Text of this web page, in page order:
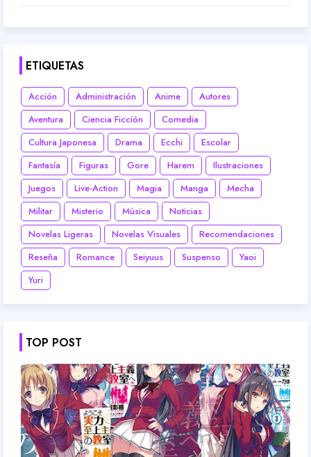
ETIQUETAS
Acción Administración Anime
Autores
Aventura
Ciencia Ficción
Comedia
Cultura Japonesa
Drama Ecchi
Escolar
Fantasía
Figuras Gore Harem
Ilustraciones
Juegos
Live-Action Magia Manga
Mecha
Militar
Misterio Música
Noticias
Novelas Ligeras
Novelas Visuales
Recomendaciones
Reseña
Romance Seiyuus Suspenso
Yaoi
Yuri
TOP POST